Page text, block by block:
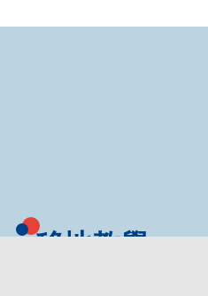
移地教學